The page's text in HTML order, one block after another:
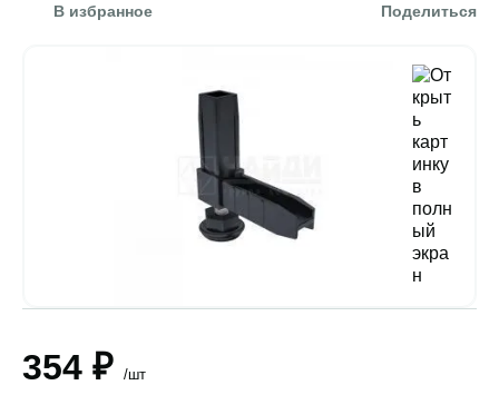
В избранное Поделиться
354 ₽ /шт